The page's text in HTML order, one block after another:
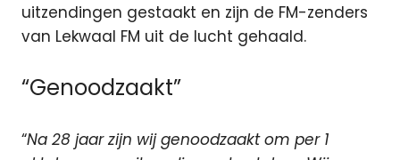
uitzendingen gestaakt en zijn de FM-zenders
van Lekwaal FM uit de lucht gehaald.
“Genoodzaakt”
“Na 28 jaar zijn wij genoodzaakt om per 1